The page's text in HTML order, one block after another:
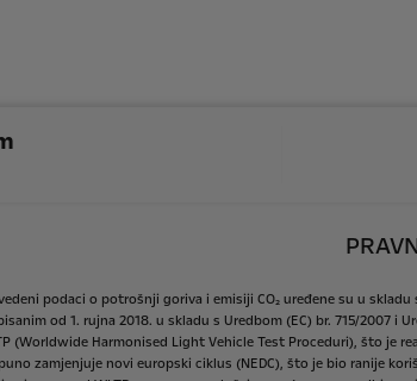
podaci o potrošnji goriva i emisiji CO₂ uređene su u skladu
od 1. rujna 2018. u skladu s Uredbom (EC) br. 715/2007 i
(Worldwide Harmonised Light Vehicle Test Proceduri), što je
zamjenjuje novi europski ciklus (NEDC), što je bio ranije